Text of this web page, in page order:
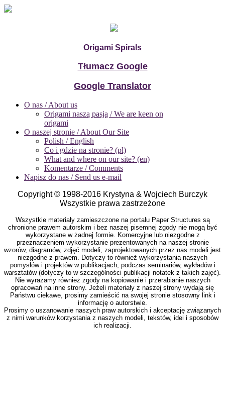
Origami Spirals
Tłumacz Google
Google Translator
O nas / About us
Origami naszą pasją / We are keen on
origami
O naszej stronie / About Our Site
Polish / English
Co i gdzie na stronie? (pl)
What and where on our site? (en)
Komentarze / Comments
Napisz do nas / Send us e-mail
Copyright © 1998-2016 Krystyna & Wojciech Burczyk
Wszystkie prawa zastrzeżone
Wszystkie materiały zamieszczone na portalu Paper Structures są
chronione prawem autorskim i bez naszej pisemnej zgody nie mogą być
wykorzystane w żadnej formie. Komercyjne lub niezgodne z
przeznaczeniem wykorzystanie prezentowanych na naszej stronie
wzorów, diagramów, zdjęć modeli, zaprojektowanych przez nas modeli jest
niezgodne z prawem. Dotyczy to również wykorzystania naszych
pomysłów i projektów w publikacjach, podczas seminariów, wykładów i
warsztatów (dotyczy to w szczególności publikacji notatek z takich zajęć).
Nie wyrażamy również zgody na kopiowanie i przerabianie naszych
opracowań na inne strony. Jeżeli materiały z naszej strony wydają się
Państwu ciekawe, prosimy zamieścić na swojej stronie stosowny link i
informację o autorstwie.
Prosimy o uszanowanie naszych praw autorskich i akceptację związanych
z nimi warunków korzystania z naszych modeli, tekstów, idei i sposobów
ich realizacji.